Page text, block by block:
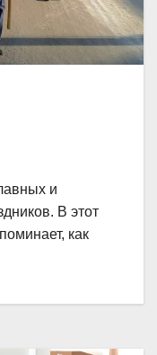
и
В этот
как